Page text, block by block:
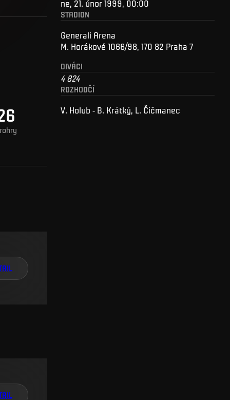
ne, 21. únor 1999, 00:00
STADION
Generali Arena
M. Horákové 1066/98, 170 82 Praha 7
DIVÁCI
4 824
ROZHODČÍ
V. Holub - B. Krátký, L. Čičmanec